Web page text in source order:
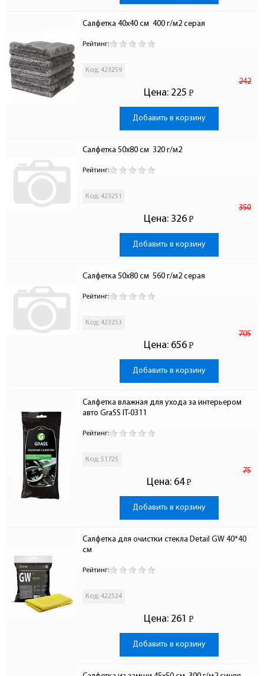
Салфетка 40х40 см  400 г/м2 серая
Рейтинг:
Код: 423259
Цена:
242
225 Р
-
Добавить в корзину
Салфетка 50х80 см  320 г/м2
Рейтинг:
Код: 423251
Цена:
350
326 Р
-
Добавить в корзину
Салфетка 50х80 см  560 г/м2 серая
Рейтинг:
Код: 423253
Цена:
705
656 Р
-
Добавить в корзину
Салфетка влажная для ухода за интерьером
авто GraSS IT-0311
Рейтинг:
Код: 51725
Цена:
75
64 Р
-
Добавить в корзину
Салфетка для очистки стекла Detail GW 40*40
см
Рейтинг:
Код: 422524
Цена: 261 Р
-
Добавить в корзину